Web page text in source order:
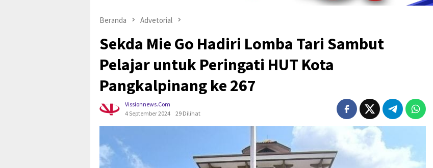
Beranda Advetorial
Sekda Mie Go Hadiri Lomba Tari Sambut
Pelajar untuk Peringati HUT Kota
Pangkalpinang ke 267
Vissionnews.com
4 September 2024
29 Dilihat